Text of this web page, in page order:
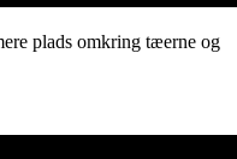
plads omkring tæerne og